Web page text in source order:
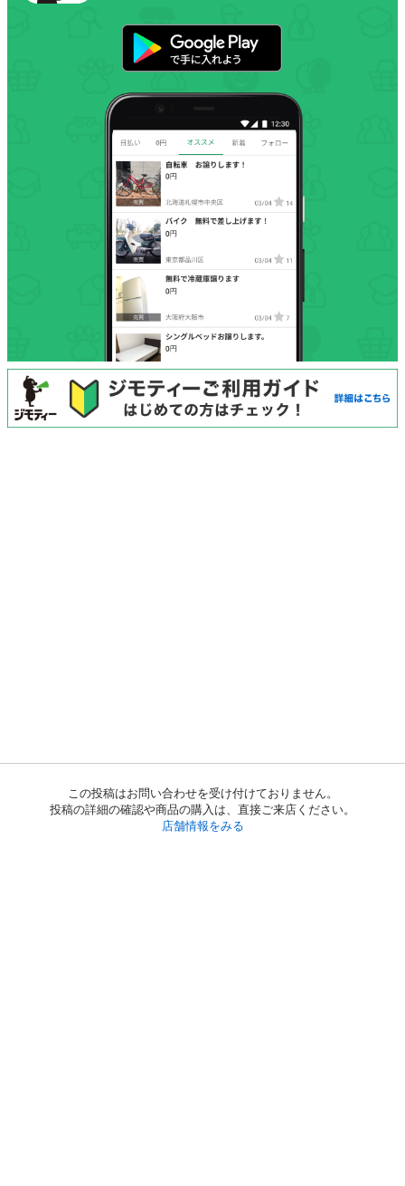
この投稿はお問い合わせを受け付けておりません。
投稿の詳細の確認や商品の購入は、直接ご来店ください。
店舗情報をみる